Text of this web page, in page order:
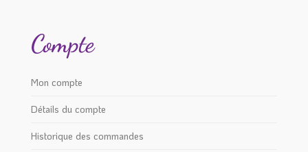
Compte
Mon compte
Détails du compte
Historique des commandes